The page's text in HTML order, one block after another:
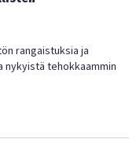
rangaistuksia ja
tehokkaammin